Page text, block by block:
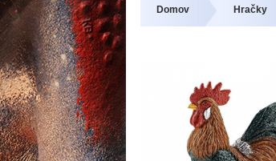
Domov Hračky